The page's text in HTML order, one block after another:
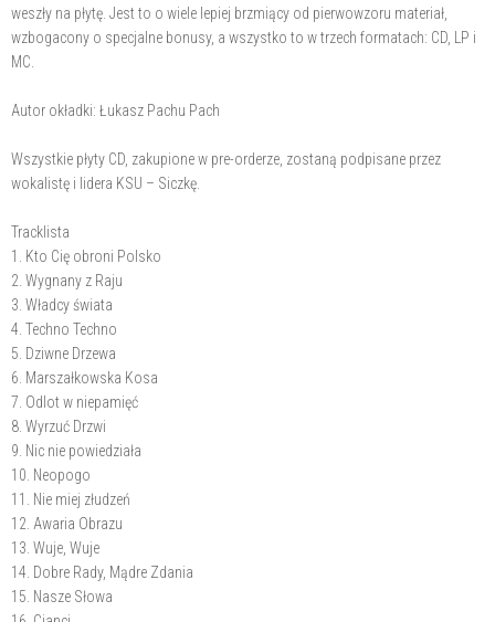
weszły na płytę. Jest to o wiele lepiej brzmiący od pierwowzoru materiał,
wzbogacony o specjalne bonusy, a wszystko to w trzech formatach: CD, LP i
MC.
Autor okładki: Łukasz Pachu Pach
Wszystkie płyty CD, zakupione w pre-orderze, zostaną podpisane przez
wokalistę i lidera KSU – Siczkę.
Tracklista
1. Kto Cię obroni Polsko
2. Wygnany z Raju
3. Władcy świata
4. Techno Techno
5. Dziwne Drzewa
6. Marszałkowska Kosa
7. Odlot w niepamięć
8. Wyrzuć Drzwi
9. Nic nie powiedziała
10. Neopogo
11. Nie miej złudzeń
12. Awaria Obrazu
13. Wuje, Wuje
14. Dobre Rady, Mądre Zdania
15. Nasze Słowa